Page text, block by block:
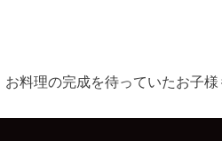
料理の完成を待っていたお子様